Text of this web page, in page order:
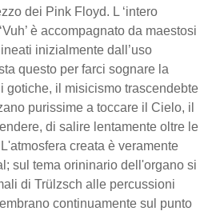
dei Pink Floyd. L ‘intero
è accompagnato da maestosi
inizialmente dall’uso
questo per farci sognare la
gotiche, il misicismo trascendebte
purissime a toccare il Cielo, il
di salire lentamente oltre le
creata è veramente
sul tema orininario dell'organo si
di Trülzsch alle percussioni
continuamente sul punto